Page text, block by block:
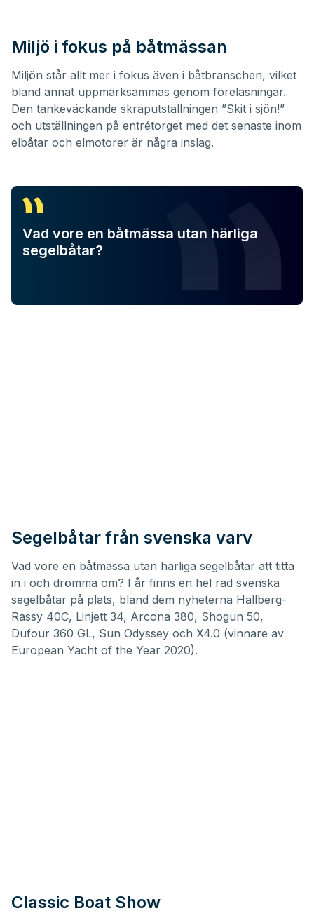
Miljö i fokus på båtmässan
Miljön står allt mer i fokus även i båtbranschen, vilket
bland annat uppmärksammas genom föreläsningar.
Den tankeväckande skräputställningen ”Skit i sjön!”
och utställningen på entrétorget med det senaste inom
elbåtar och elmotorer är några inslag.
Vad vore en båtmässa utan härliga
segelbåtar?
Segelbåtar från svenska varv
Vad vore en båtmässa utan härliga segelbåtar att titta
in i och drömma om? I år finns en hel rad svenska
segelbåtar på plats, bland dem nyheterna Hallberg-
Rassy 40C, Linjett 34, Arcona 380, Shogun 50,
Dufour 360 GL, Sun Odyssey och X4.0 (vinnare av
European Yacht of the Year 2020).
Classic Boat Show